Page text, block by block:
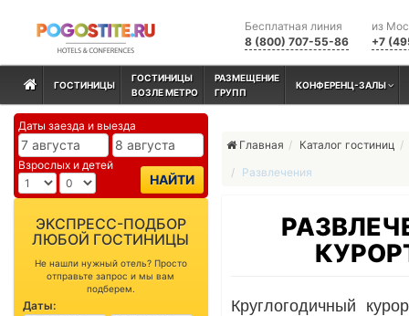
из
+7
Бесплатная линия
8 (800) 707-55-86
ГОСТИНИЦЫ
ГОСТИНИЦЫ
ВОЗЛЕ МЕТРО
РАЗМЕЩЕНИЕ
ГРУПП
КОНФЕРЕНЦ-ЗАЛЫ
Даты заезда и выезда
Взрослых и детей
НАЙТИ
ЭКСПРЕСС-ПОДБОР
ЛЮБОЙ ГОСТИНИЦЫ
Не нашли нужный отель? Просто
отправьте запрос и мы вам
подберем.
Даты:
Главная
Каталог гостиниц
Развлечения
Круглогодичный